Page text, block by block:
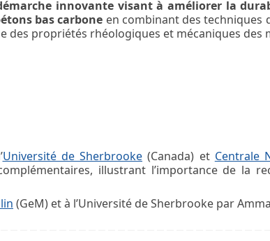
innovante visant à améliorer la
bas carbone en combinant des techniques
des propriétés rhéologiques et mécaniques des
Université de Sherbrooke (Canada) et Centrale
illustrant l’importance de la
(GeM) et à l’Université de Sherbrooke par